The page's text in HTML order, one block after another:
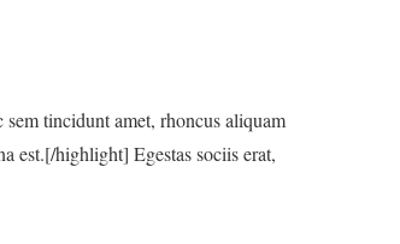
tincidunt amet, rhoncus aliquam
est.[/highlight] Egestas sociis erat,